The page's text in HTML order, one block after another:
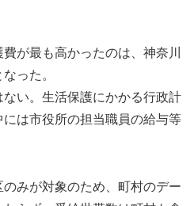
が最も高かったのは、神奈川
った。
い。生活保護にかかる行政計
は市役所の担当職員の給与等
みが対象のため、町村のデー